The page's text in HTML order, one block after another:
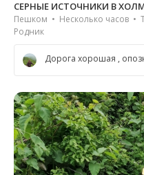
СЕРНЫЕ ИСТОЧНИКИ В
Пешком • Несколько часов •
Родник
Дорога хорошая ,